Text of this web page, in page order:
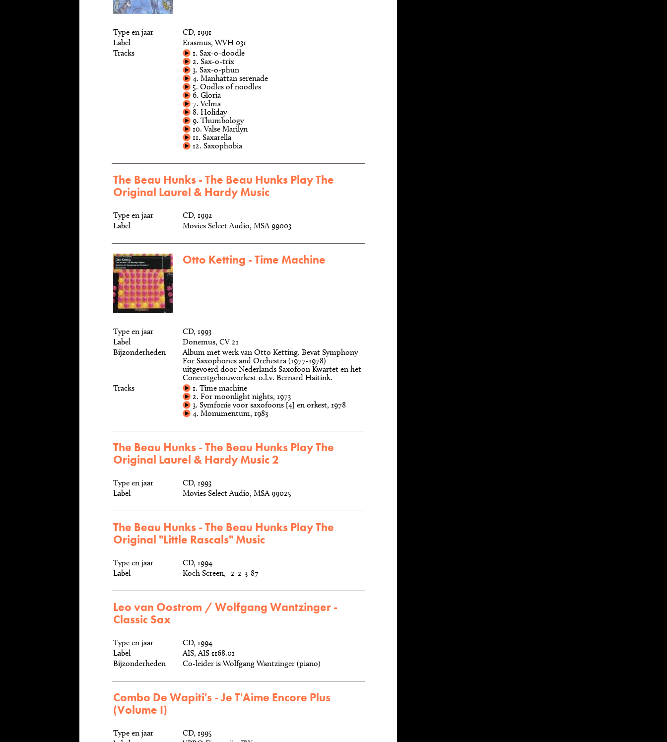
Type en jaar
CD, 1991
Label
Erasmus, WVH 031
Tracks
1. Sax-o-doodle
2. Sax-o-trix
3. Sax-o-phun
4. Manhattan serenade
5. Oodles of noodles
6. Gloria
7. Velma
8. Holiday
9. Thumbology
10. Valse Marilyn
11. Saxarella
12. Saxophobia
The Beau Hunks - The Beau Hunks Play The
Original Laurel & Hardy Music
Type en jaar
CD, 1992
Label
Movies Select Audio, MSA 99003
Otto Ketting - Time Machine
Type en jaar
CD, 1993
Label
Donemus, CV 21
Bijzonderheden
Album met werk van Otto Ketting. Bevat Symphony
For Saxophones and Orchestra (1977-1978)
uitgevoerd door Nederlands Saxofoon Kwartet en het
Concertgebouworkest o.l.v. Bernard Haitink.
Tracks
1. Time machine
2. For moonlight nights, 1973
3. Symfonie voor saxofoons [4] en orkest, 1978
4. Monumentum, 1983
The Beau Hunks - The Beau Hunks Play The
Original Laurel & Hardy Music 2
Type en jaar
CD, 1993
Label
Movies Select Audio, MSA 99025
The Beau Hunks - The Beau Hunks Play The
Original "Little Rascals" Music
Type en jaar
CD, 1994
Label
Koch Screen, -2-2-3-87
Leo van Oostrom / Wolfgang Wantzinger -
Classic Sax
Type en jaar
CD, 1994
Label
AIS, AIS 1168.01
Bijzonderheden
Co-leider is Wolfgang Wantzinger (piano)
Combo De Wapiti's - Je T'Aime Encore Plus
(Volume I)
Type en jaar
CD, 1995